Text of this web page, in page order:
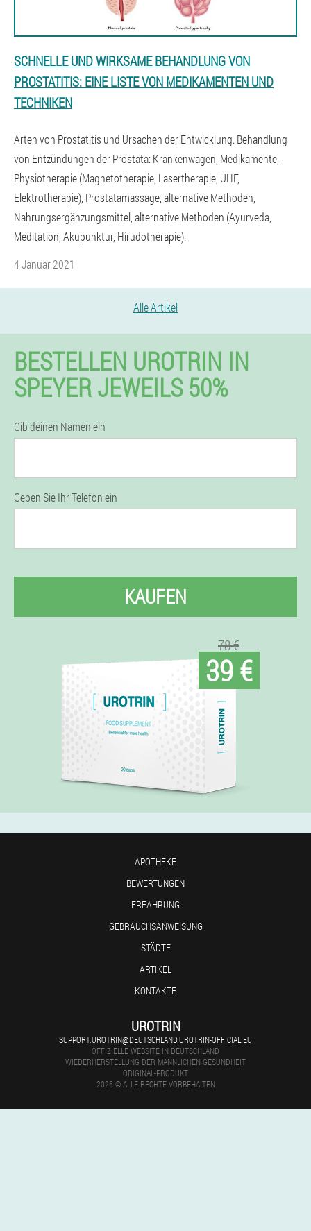
SCHNELLE UND WIRKSAME BEHANDLUNG VON
PROSTATITIS: EINE LISTE VON MEDIKAMENTEN UND
TECHNIKEN
Arten von Prostatitis und Ursachen der Entwicklung. Behandlung
von Entzündungen der Prostata: Krankenwagen, Medikamente,
Physiotherapie (Magnetotherapie, Lasertherapie, UHF,
Elektrotherapie), Prostatamassage, alternative Methoden,
Nahrungsergänzungsmittel, alternative Methoden (Ayurveda,
Meditation, Akupunktur, Hirudotherapie).
4 Januar 2021
Alle Artikel
BESTELLEN UROTRIN IN
SPEYER JEWEILS 50%
Gib deinen Namen ein
Geben Sie Ihr Telefon ein
KAUFEN
78 €
39 €
APOTHEKE
BEWERTUNGEN
ERFAHRUNG
GEBRAUCHSANWEISUNG
STÄDTE
ARTIKEL
KONTAKTE
UROTRIN
SUPPORT.UROTRIN@DEUTSCHLAND.UROTRIN-OFFICIAL.EU
OFFIZIELLE WEBSITE IN DEUTSCHLAND
WIEDERHERSTELLUNG DER MÄNNLICHEN GESUNDHEIT
ORIGINAL-PRODUKT
2026 © ALLE RECHTE VORBEHALTEN